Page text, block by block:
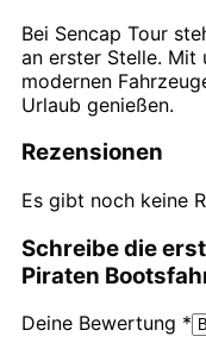
Bei Sencap Tour
an erster Stelle. Mit
modernen
Urlaub genießen.
Rezensionen
Es gibt noch keine
Schreibe die
Piraten
Deine Bewertung *